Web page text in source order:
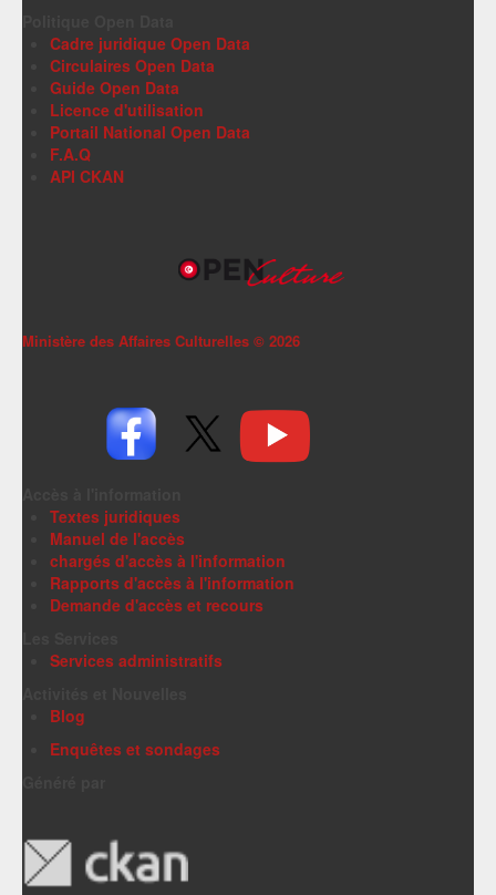
Cadre juridique Open Data
Circulaires Open Data
Guide Open Data
Licence d'utilisation
Portail National Open Data
F.A.Q
API CKAN
Ministère des Affaires Culturelles © 2026
Textes juridiques
Manuel de l'accès
chargés d'accès à l'information
Rapports d'accès à l'information
Demande d'accès et recours
Services administratifs
Blog
Enquêtes et sondages